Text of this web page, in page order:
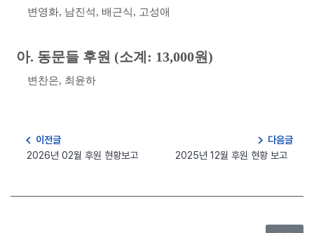
변영화, 남진석, 배근식, 고성애
아. 동문들 후원 (소계 : 13,000원)
변찬은, 최윤하
navigate_before 이전글
2026년 02월 후원 현황보고
navigate_next 다음글
2025년 12월 후원 현황 보고